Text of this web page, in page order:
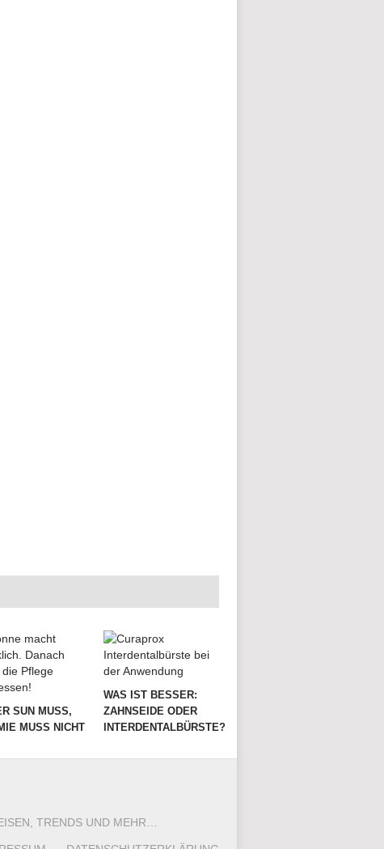
SUN MUSS,
MUSS NICHT
WAS IST BESSER:
ZAHNSEIDE ODER
INTERDENTALBÜRSTE?
TRENDS UND MEHR…